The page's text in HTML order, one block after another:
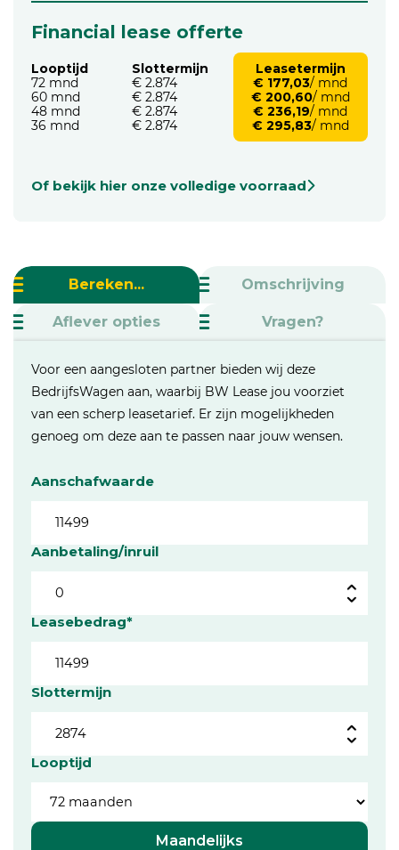
Financial lease offerte
Looptijd
72 mnd
60 mnd
48 mnd
36 mnd
Slottermijn
€ 2.874
€ 2.874
€ 2.874
€ 2.874
Leasetermijn
€ 177,03/ mnd
€ 200,60/ mnd
€ 236,19/ mnd
€ 295,83/ mnd
Of bekijk hier onze volledige voorraad
Bereken... Omschrijving
Aflever opties Vragen?
Voor een aangesloten partner bieden wij deze
BedrijfsWagen aan, waarbij BW Lease jou voorziet
van een scherp leasetarief. Er zijn mogelijkheden
genoeg om deze aan te passen naar jouw wensen.
Aanschafwaarde
Aanbetaling/inruil
Leasebedrag*
Slottermijn
Looptijd
Maandelijks